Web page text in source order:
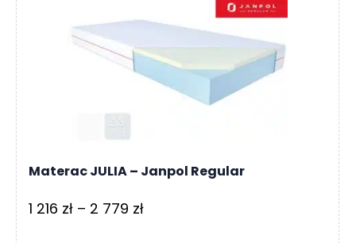
164 zł
2
843 zł
Materac JULIA – Janpol Regular
1 216 zł – 2 779 złZakres